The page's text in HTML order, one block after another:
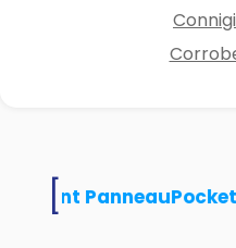
PanneauPocket